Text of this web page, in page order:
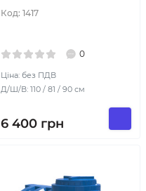
Код: 1417
0
Ціна: без ПДВ
Д/Ш/В: 110 / 81 / 90 см
6 400 грн